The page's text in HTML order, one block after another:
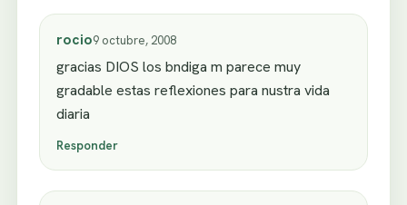
rocio9 octubre, 2008
gracias DIOS los bndiga m parece muy
gradable estas reflexiones para nustra vida
diaria
Responder